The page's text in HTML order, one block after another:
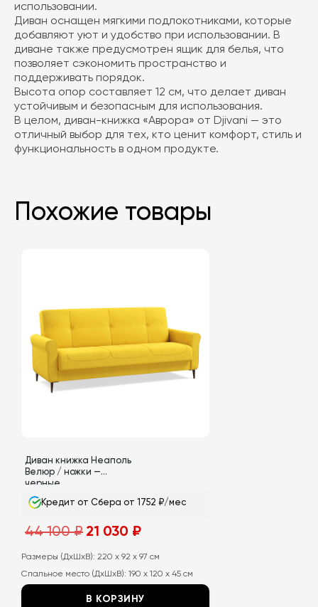
использовании.
Диван оснащен мягкими подлокотниками, которые
добавляют уют и удобство при использовании. В
диване также предусмотрен ящик для белья, что
позволяет сэкономить пространство и
поддерживать порядок.
Высота опор составляет 12 см, что делает диван
устойчивым и безопасным для использования.
В целом, диван-книжка «Аврора» от Djivani — это
отличный выбор для тех, кто ценит комфорт, стиль и
функциональность в одном продукте.
Похожие товары
Диван книжка Неаполь
Велюр / ножки —
черные
Кредит от Сбера от 1752 ₽/мес
44 100₽ Первоначальная
цена
44
₽.
21 030 ₽Текущая
030
Размеры (ДхШхВ): 220 x 92 x 97 см
Спальное место (ДхШхВ): 190 x 120 x 45 см
В КОРЗИНУ